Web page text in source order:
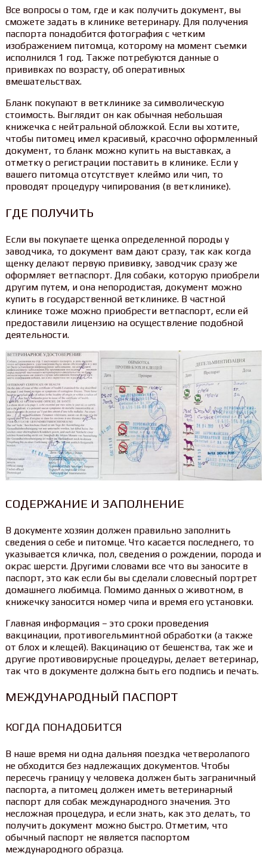
Все вопросы о том, где и как получить документ, вы
сможете задать в клинике ветеринару. Для получения
паспорта понадобится фотография с четким
изображением питомца, которому на момент съемки
исполнился 1 год. Также потребуются данные о
прививках по возрасту, об оперативных
вмешательствах.
Бланк покупают в ветклинике за символическую
стоимость. Выглядит он как обычная небольшая
книжечка с нейтральной обложкой. Если вы хотите,
чтобы питомец имел красивый, красочно оформленный
документ, то бланк можно купить на выставках, а
отметку о регистрации поставить в клинике. Если у
вашего питомца отсутствует клеймо или чип, то
проводят процедуру чипирования (в ветклинике).
ГДЕ ПОЛУЧИТЬ
Если вы покупаете щенка определенной породы у
заводчика, то документ вам дают сразу, так как когда
щенку делают первую прививку, заводчик сразу же
оформляет ветпаспорт. Для собаки, которую приобрели
другим путем, и она непородистая, документ можно
купить в государственной ветклинике. В частной
клинике тоже можно приобрести ветпаспорт, если ей
предоставили лицензию на осуществление подобной
деятельности.
СОДЕРЖАНИЕ И ЗАПОЛНЕНИЕ
В документе хозяин должен правильно заполнить
сведения о себе и питомце. Что касается последнего, то
указывается кличка, пол, сведения о рождении, порода и
окрас шерсти. Другими словами все что вы заносите в
паспорт, это как если бы вы сделали словесный портрет
домашнего любимца. Помимо данных о животном, в
книжечку заносится номер чипа и время его установки.
Главная информация – это сроки проведения
вакцинации, противогельминтной обработки (а также
от блох и клещей). Вакцинацию от бешенства, так же и
другие противовирусные процедуры, делает ветеринар,
так что в документе должна быть его подпись и печать.
МЕЖДУНАРОДНЫЙ ПАСПОРТ
КОГДА ПОНАДОБИТСЯ
В наше время ни одна дальняя поездка четверолапого
не обходится без надлежащих документов. Чтобы
пересечь границу у человека должен быть заграничный
паспорта, а питомец должен иметь ветеринарный
паспорт для собак международного значения. Это
несложная процедура, и если знать, как это делать, то
получить документ можно быстро. Отметим, что
обычный паспорт не является паспортом
международного образца.